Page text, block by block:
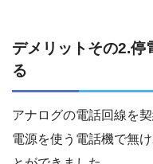
デメリットその2.停
る
アナログの電話回線を
電源を使う電話機で無